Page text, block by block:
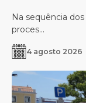
Na sequência
proces...
4 agosto 2026